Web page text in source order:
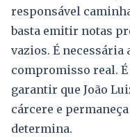
responsável
basta emitir notas
vazios. É necessária
compromisso real.
garantir que João
cárcere e
determina.